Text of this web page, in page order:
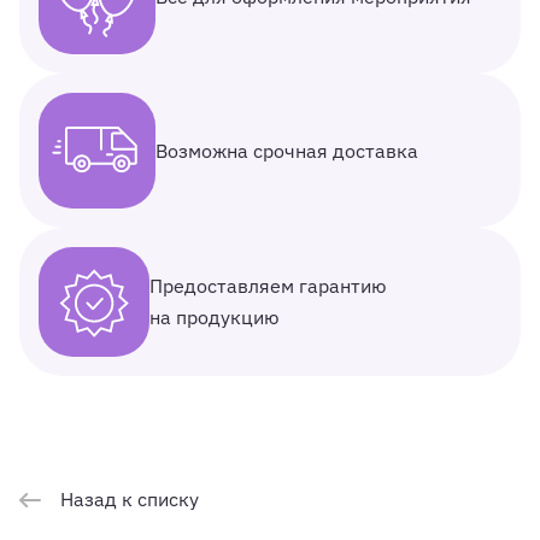
Возможна срочная доставка
Предоставляем гарантию
на продукцию
Назад к списку